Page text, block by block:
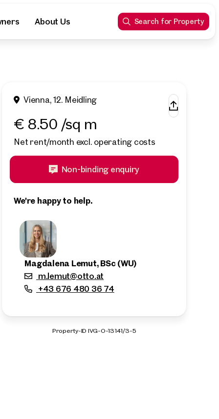
About Us Search for Property
Vienna, 12. Meidling
€ 8.50 /sq m
Net rent/month excl. operating costs
Non-binding enquiry
We're happy to help.
Magdalena Lemut, BSc (WU)
m.lemut@otto.at
+43 676 480 36 74
Property-ID IVG-O-13141/3-5